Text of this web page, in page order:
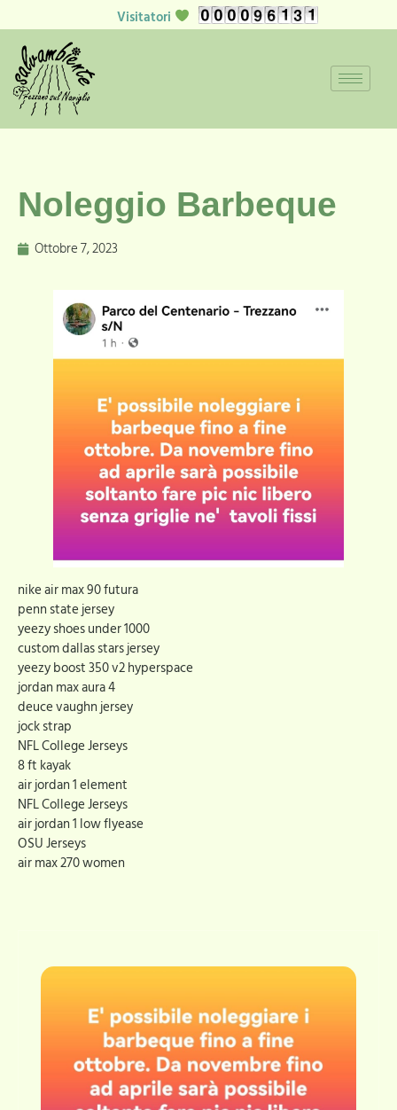
Visitatori
Noleggio Barbeque
Ottobre 7, 2023
nike air max 90 futura
penn state jersey
yeezy shoes under 1000
custom dallas stars jersey
yeezy boost 350 v2 hyperspace
jordan max aura 4
deuce vaughn jersey
jock strap
NFL College Jerseys
8 ft kayak
air jordan 1 element
NFL College Jerseys
air jordan 1 low flyease
OSU Jerseys
air max 270 women